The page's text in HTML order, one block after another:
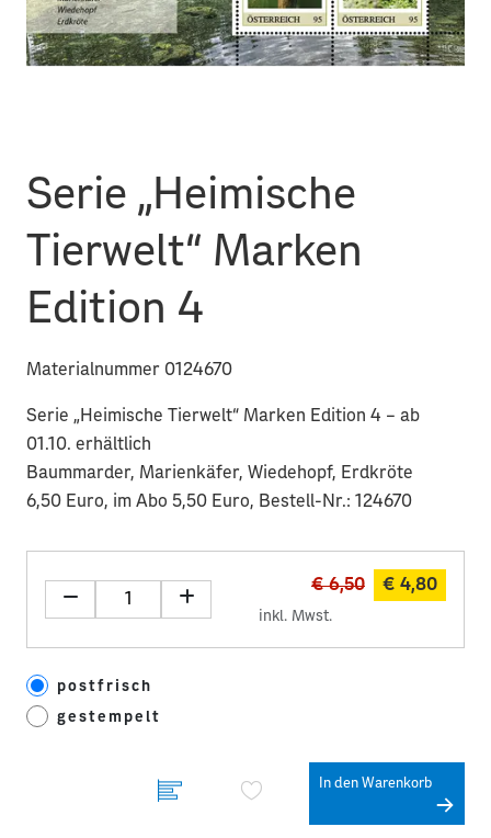
Serie „Heimische
Tierwelt“ Marken
Edition 4
Materialnummer 0124670
Serie „Heimische Tierwelt“ Marken Edition 4 – ab
01.10. erhältlich
Baummarder, Marienkäfer, Wiedehopf, Erdkröte
6,50 Euro, im Abo 5,50 Euro, Bestell-Nr.: 124670
€ 6,50 € 4,80
inkl. Mwst.
postfrisch
gestempelt
In den Warenkorb